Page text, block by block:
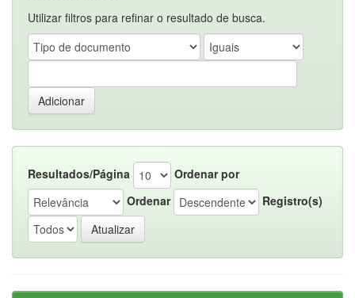
Utilizar filtros para refinar o resultado de busca.
Resultados/Página
Ordenar por
Ordenar
Registro(s)